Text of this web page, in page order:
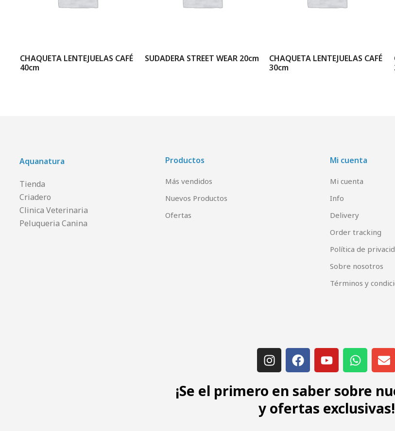
CHAQUETA LENTEJUELAS CAFÉ
40cm
SUDADERA STREET WEAR 20cm
CHAQUETA LENTEJUELAS CAFÉ
30cm
Aquanatura
Tienda
Criadero
Clinica Veterinaria
Peluqueria Canina
Productos
Más vendidos
Nuevos Productos
Ofertas
Mi cuenta
Mi cuenta
Info
Delivery
Order tracking
Política de
Sobre nosotros
Términos y
¡Se el primero en saber sobre
y ofertas exclusivas!